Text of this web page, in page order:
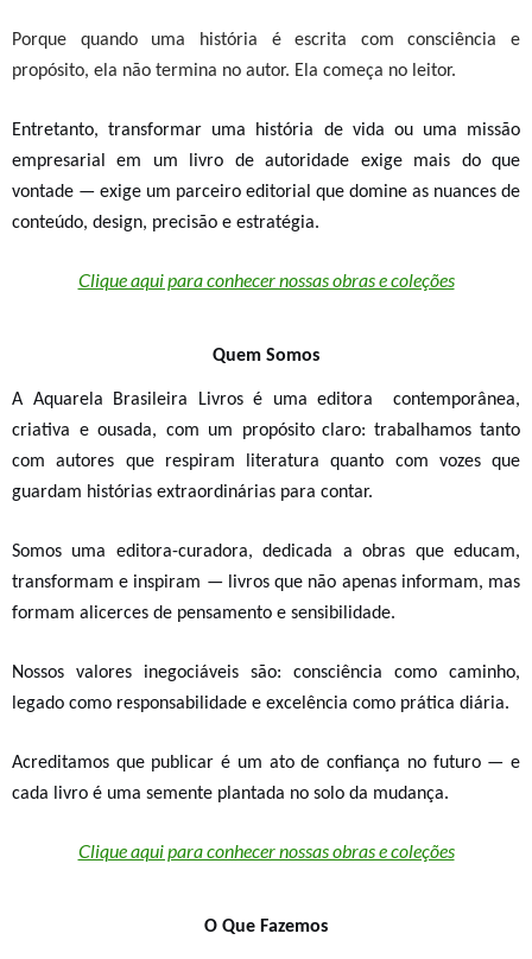
Porque quando uma história é escrita com consciência e
propósito, ela não termina no autor. Ela começa no leitor.
Entretanto, transformar uma história de vida ou uma missão
empresarial em um livro de autoridade exige mais do que
vontade — exige um parceiro editorial que domine as nuances de
conteúdo, design, precisão e estratégia.
Clique aqui para conhecer nossas obras e coleções
Quem Somos
A Aquarela Brasileira Livros é uma editora contemporânea,
criativa e ousada, com um propósito claro: trabalhamos tanto
com autores que respiram literatura quanto com vozes que
guardam histórias extraordinárias para contar.
Somos uma editora-curadora, dedicada a obras que educam,
transformam e inspiram — livros que não apenas informam, mas
formam alicerces de pensamento e sensibilidade.
Nossos valores inegociáveis são: consciência como caminho,
legado como responsabilidade e excelência como prática diária.
Acreditamos que publicar é um ato de confiança no futuro — e
cada livro é uma semente plantada no solo da mudança.
Clique aqui para conhecer nossas obras e coleções
O Que Fazemos